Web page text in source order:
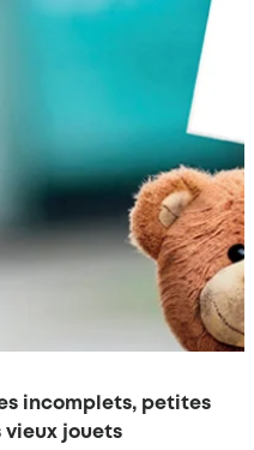
incomplets, petites
vieux jouets